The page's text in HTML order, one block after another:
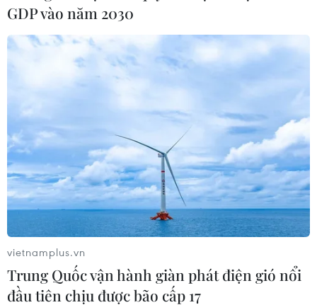
Bình Dương
20/06/2025 00:38
Từ ngày 18-21/6, Đại hội đồng Tổ chức các hãng thông
tấn châu Á-Thái Bình Dương (OANA) lần thứ 19 diễn ra
GDP vào năm 2030
vietnamplus.vn
Trung Quốc vận hành giàn phát điện gió nổi
đầu tiên chịu được bão cấp 17